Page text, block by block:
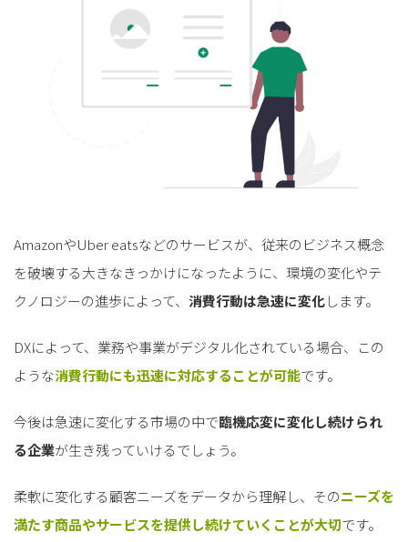
AmazonやUber eatsなどのサービスが、従来のビジネス概念
を破壊する大きなきっかけになったように、環境の変化やテ
クノロジーの進歩によって、 消費行動は急速に変化します。
DXによって、業務や事業がデジタル化されている場合、この
ような消費行動にも迅速に対応することが可能です。
今後は急速に変化する市場の中で臨機応変に変化し続けられ
る企業が生き残っていけるでしょう。
柔軟に変化する顧客ニーズをデータから理解し、そのニーズを
満たす商品やサービスを提供し続けていくことが大切です。